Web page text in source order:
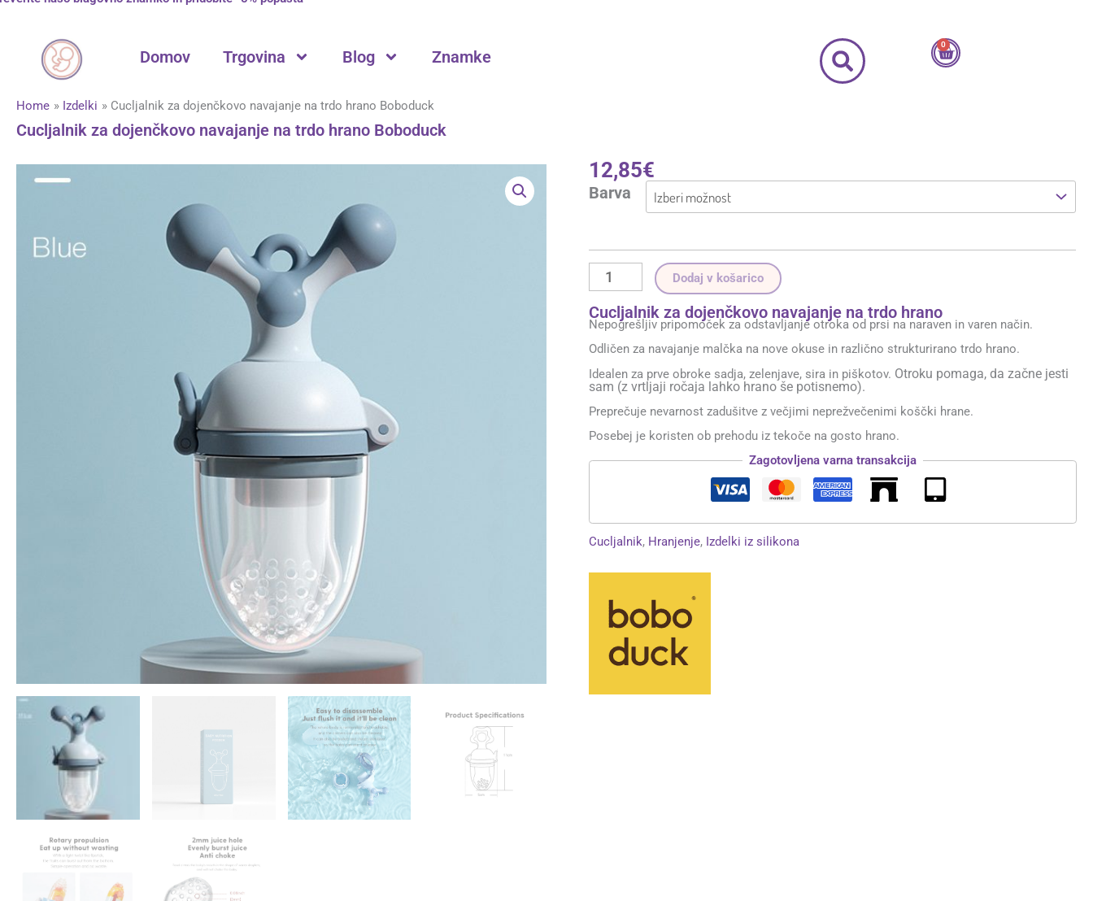
Skip
Domov Trgovina Blog Znamke
0
Cart
Home Izdelki Cucljalnik za dojenčkovo navajanje na trdo hrano Boboduck
Cucljalnik za dojenčkovo navajanje na trdo hrano Boboduck
12,85€
Barva
Cucljalnik
za
dojenčkovo
navajanje
Boboduck
količina
Dodaj v košarico
Cucljalnik za dojenčkovo navajanje na trdo hrano
Nepogrešljiv pripomoček za odstavljanje otroka od prsi na naraven in varen način.
Odličen za navajanje malčka na nove okuse in različno strukturirano trdo hrano.
Idealen za prve obroke sadja, zelenjave, sira in piškotov. Otroku pomaga, da začne jesti
sam (z vrtljaji ročaja lahko hrano še potisnemo).
Preprečuje nevarnost zadušitve z večjimi neprežvečenimi koščki hrane.
Posebej je koristen ob prehodu iz tekoče na gosto hrano.
Zagotovljena varna transakcija
Cucljalnik, Hranjenje, Izdelki iz silikona